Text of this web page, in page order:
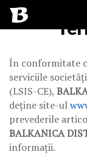
În conformitate
serviciile
(LSIS-CE),
deține site-ul
prevederile
BALKANICA
informații.